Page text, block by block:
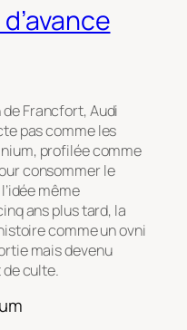
Francfort, Audi
pas comme les
profilée comme
consommer le
même
ans plus tard, la
comme un ovni
mais devenu
de culte.